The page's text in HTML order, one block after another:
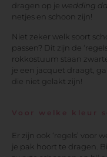
dragen op je wedding
netjes en schoon zijn!
Niet zeker welk soort
passen? Dit zijn de
rokkostuum staan
je een jacquet draagt,
die niet gelakt zijn!
Voor welke kleur
Er zijn ook ‘regels’ voor
je pak hoort te dragen.